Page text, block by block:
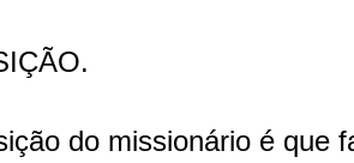
do missionário é que